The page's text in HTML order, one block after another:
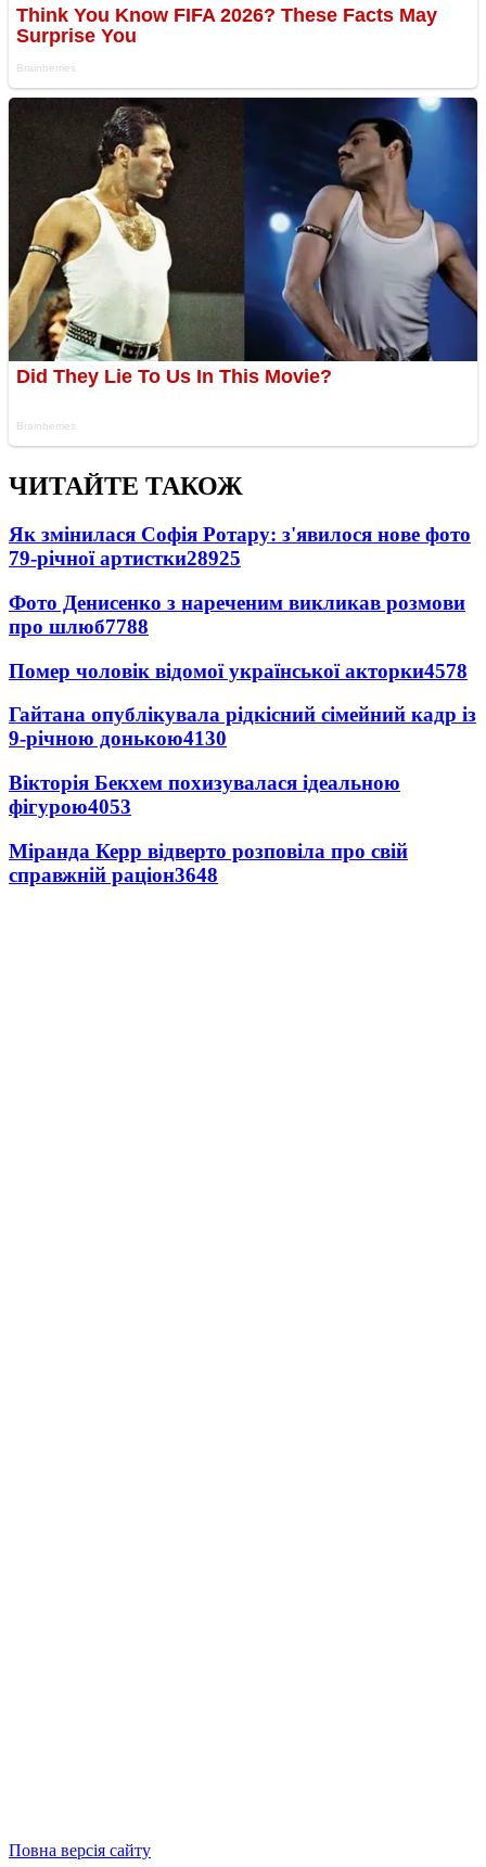
ЧИТАЙТЕ ТАКОЖ
Як змінилася Софія Ротару: з'явилося нове фото
79-річної артистки28925
Фото Денисенко з нареченим викликав розмови
про шлюб7788
Помер чоловік відомої української акторки4578
Гайтана опублікувала рідкісний сімейний кадр із
9-річною донькою4130
Вікторія Бекхем похизувалася ідеальною
фігурою4053
Міранда Керр відверто розповіла про свій
справжній раціон3648
Повна версія сайту